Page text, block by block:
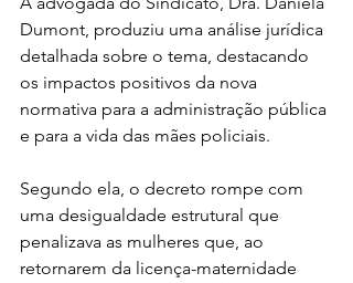
Dumont, produziu uma análise jurídica
detalhada sobre o tema, destacando
os impactos positivos da nova
normativa para a administração pública
e para a vida das mães policiais.
Segundo ela, o decreto rompe com
uma desigualdade estrutural que
penalizava as mulheres que, ao
retornarem da licença-maternidade